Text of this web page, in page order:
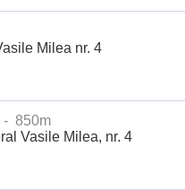
Milea nr. 4
- 850m
Vasile Milea, nr. 4